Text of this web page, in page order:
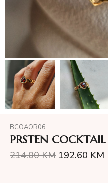
BCOAOR06
PRSTEN COCKTAIL
214.00KM 192.60 KM